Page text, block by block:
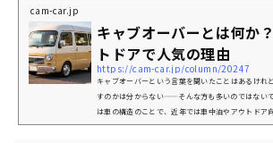
タブル電源の中で、2022年のグッドデザイン賞に輝いた「SABUMA
「SABUMA S2200」はグッドデザイン賞に輝いただけあり、360度どこか
まっておりデザイン性抜群！さらに受賞を記念して公式スト...
cam-car.jp
キャブオーバーとは何か
トドアで人気の理由
https://cam-car.jp/column/20247
キャブオーバーという言葉を聞いたことはあるけれ
すのかは分からない——そんな方も多いのではない
は車の構造のことで、近年では車中泊やアウトドア
目を集めています。この記事では、キャブオーバー